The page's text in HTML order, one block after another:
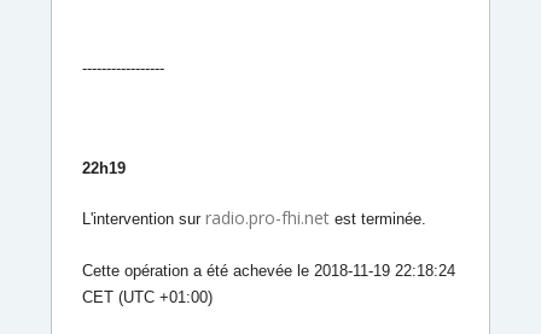
-----------------
22h19
L'intervention sur radio.pro-fhi.netest terminée.
Cette opération a été achevée le 2018-11-19 22:18:24
CET (UTC +01:00)